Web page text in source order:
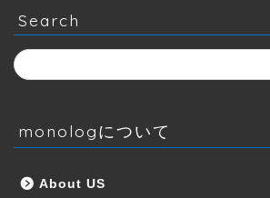
Search
monologについて
About US